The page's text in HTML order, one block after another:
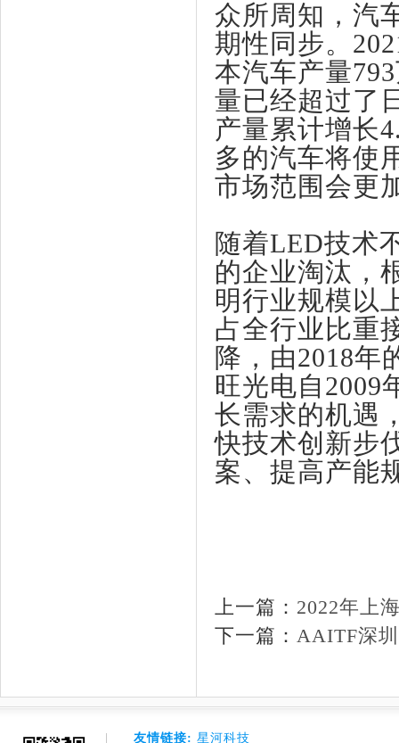
众所周知，汽
期性同步。
本汽车产量
量已经超过了
产量累计增长
多的汽车将使
市场范围会更
随着LED技术
的企业淘汰，
明行业规模以
占全行业比重
降，由2018年
旺光电自 2009
长需求的机遇
快技术创新步
案、提高产能
上一篇： 2022年上
下一篇： AAITF深
友情链接: 星河科技